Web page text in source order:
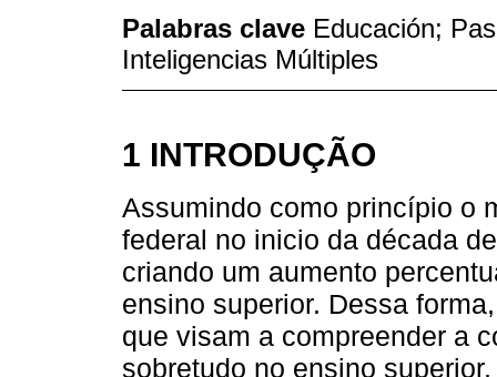
Palabras clave Educación;
Inteligencias Múltiples
1 INTRODUÇÃO
Assumindo como princípio o
federal no inicio da década
criando um aumento
ensino superior. Dessa
que visam a compreender a
sobretudo no ensino